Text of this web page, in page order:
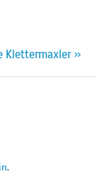
Klettermaxler »
.